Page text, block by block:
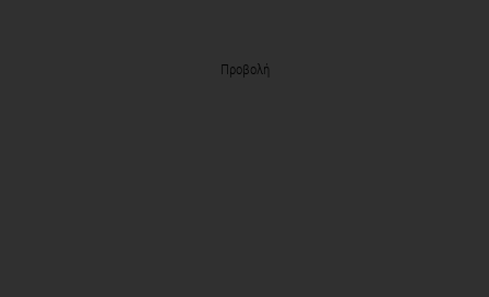
Προβολή